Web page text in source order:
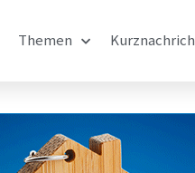
Themen